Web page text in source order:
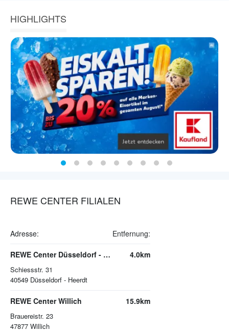
HIGHLIGHTS
REWE CENTER FILIALEN
Adresse: Entfernung:
REWE Center Düsseldorf - Heerdt
Schiessstr. 31
40549 Düsseldorf - Heerdt
4.0km
REWE Center Willich
Brauereistr. 23
47877 Willich
15.9km